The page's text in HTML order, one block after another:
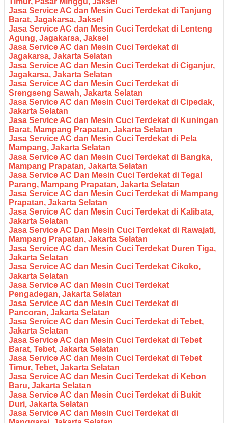
Jasa Service AC dan Mesin Cuci Terdekat di Tanjung
Barat, Jagakarsa, Jaksel
Jasa Service AC dan Mesin Cuci Terdekat di Lenteng
Agung, Jagakarsa, Jaksel
Jasa Service AC dan Mesin Cuci Terdekat di
Jagakarsa, Jakarta Selatan
Jasa Service AC dan Mesin Cuci Terdekat di Ciganjur,
Jagakarsa, Jakarta Selatan
Jasa Service AC dan Mesin Cuci Terdekat di
Srengseng Sawah, Jakarta Selatan
Jasa Service AC dan Mesin Cuci Terdekat di Cipedak,
Jakarta Selatan
Jasa Service AC dan Mesin Cuci Terdekat di Kuningan
Barat, Mampang Prapatan, Jakarta Selatan
Jasa Service AC dan Mesin Cuci Terdekat di Pela
Mampang, Jakarta Selatan
Jasa Service AC dan Mesin Cuci Terdekat di Bangka,
Mampang Prapatan, Jakarta Selatan
Jasa Service AC Dan Mesin Cuci Terdekat di Tegal
Parang, Mampang Prapatan, Jakarta Selatan
Jasa Service AC dan Mesin Cuci Terdekat di Mampang
Prapatan, Jakarta Selatan
Jasa Service AC dan Mesin Cuci Terdekat di Kalibata,
Jakarta Selatan
Jasa Service AC Dan Mesin Cuci Terdekat di Rawajati,
Mampang Prapatan, Jakarta Selatan
Jasa Service AC dan Mesin Cuci Terdekat Duren Tiga,
Jakarta Selatan
Jasa Service AC dan Mesin Cuci Terdekat Cikoko,
Jakarta Selatan
Jasa Service AC dan Mesin Cuci Terdekat
Pengadegan, Jakarta Selatan
Jasa Service AC dan Mesin Cuci Terdekat di
Pancoran, Jakarta Selatan
Jasa Service AC dan Mesin Cuci Terdekat di Tebet,
Jakarta Selatan
Jasa Service AC dan Mesin Cuci Terdekat di Tebet
Barat, Tebet, Jakarta Selatan
Jasa Service AC dan Mesin Cuci Terdekat di Tebet
Timur, Tebet, Jakarta Selatan
Jasa Service AC dan Mesin Cuci Terdekat di Kebon
Baru, Jakarta Selatan
Jasa Service AC dan Mesin Cuci Terdekat di Bukit
Duri, Jakarta Selatan
Jasa Service AC dan Mesin Cuci Terdekat di